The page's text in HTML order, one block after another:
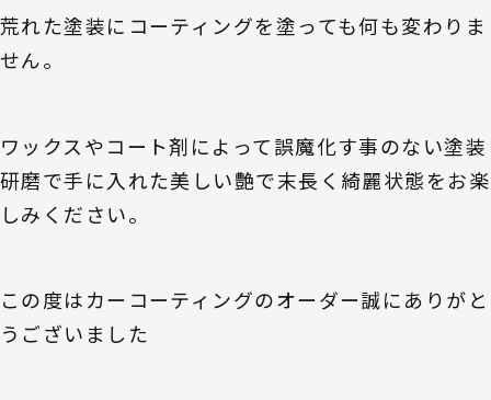
荒れた塗装にコーティングを塗っても何も変わりま
せん。
ワックスやコート剤によって誤魔化す事のない塗装
研磨で手に入れた美しい艶で末長く綺麗状態をお楽
しみください。
この度はカーコーティングのオーダー誠にありがと
うございました